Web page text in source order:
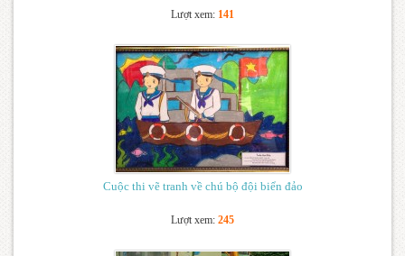
Lượt xem: 141
Cuộc thi vẽ tranh về chú bộ đội biển đảo
Lượt xem: 245